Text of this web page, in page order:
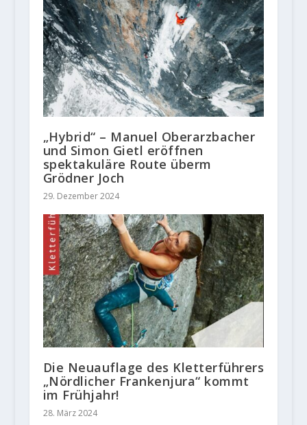
„Hybrid“ – Manuel Oberarzbacher
und Simon Gietl eröffnen
spektakuläre Route überm
Grödner Joch
29. Dezember 2024
Die Neuauflage des Kletterführers
„Nördlicher Frankenjura“ kommt
im Frühjahr!
28. März 2024